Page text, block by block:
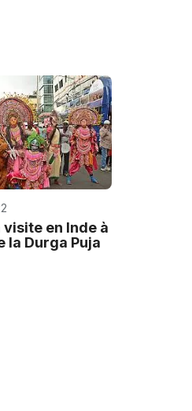
visite en Inde à
la Durga Puja